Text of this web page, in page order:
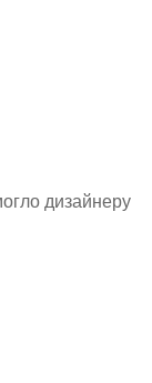
дизайнеру